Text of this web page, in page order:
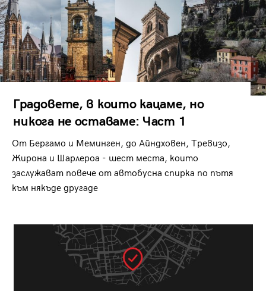
Градовете, в които кацаме, но
никога не оставаме: Част 1
От Бергамо и Меминген, до Айндховен, Тревизо,
Жирона и Шарлероа - шест места, които
заслужават повече от автобусна спирка по пътя
към някъде другаде